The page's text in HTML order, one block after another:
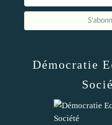
Démocratie